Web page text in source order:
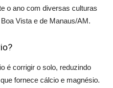
o ano com diversas culturas
Vista e de Manaus/AM.
é corrigir o solo, reduzindo
fornece cálcio e magnésio.